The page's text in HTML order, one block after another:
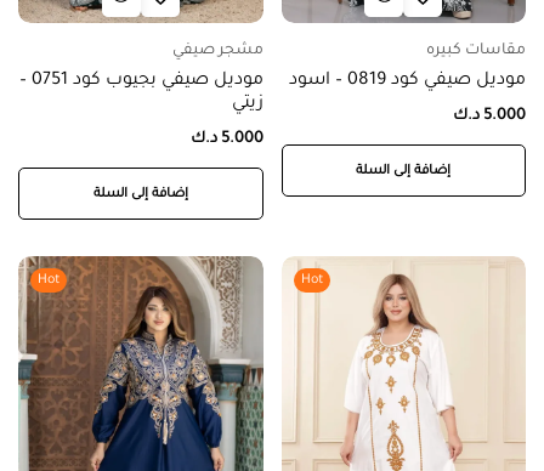
مقاسات كبيره
موديل صيفي كود 0819 – اسود
5.000 د.ك
إضافة إلى السلة
مشجر صيفي
موديل صيفي بجيوب كود 0751 –
زيتي
5.000 د.ك
إضافة إلى السلة
Hot
Hot